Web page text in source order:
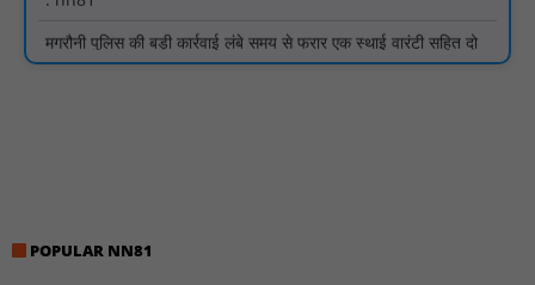
फर्श पर उपेक्षित हालत में मिला तिरंगा : NN81
POPULAR NN81